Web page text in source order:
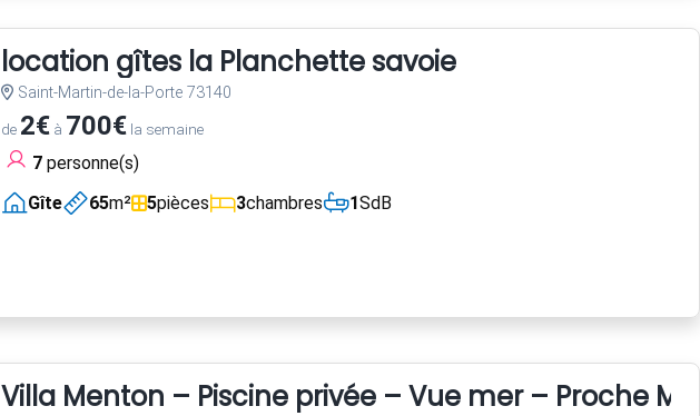
location gîtes la Planchette savoie
Saint-Martin-de-la-Porte 73140
de 2€à 700€la semaine
7personne(s)
Gîte
65m² 5pièces 3chambres 1SdB
Villa Menton – Piscine privée – Vue mer – Proche